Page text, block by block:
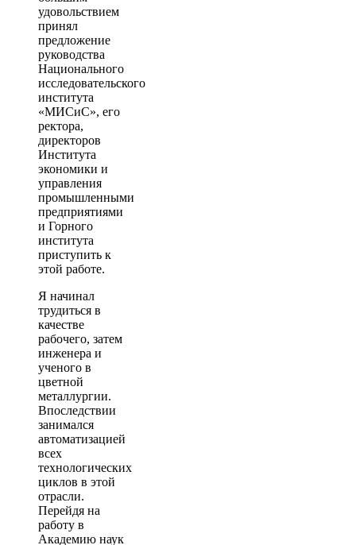
удовольствием
принял
предложение
руководства
Национального
исследовательского
института
«МИСиС», его
ректора,
директоров
Института
экономики и
управления
промышленными
предприятиями
и Горного
института
приступить к
этой работе.
Я начинал
трудиться в
качестве
рабочего, затем
инженера и
ученого в
цветной
металлургии.
Впоследствии
занимался
автоматизацией
всех
технологических
циклов в этой
отрасли.
Перейдя на
работу в
Академию наук